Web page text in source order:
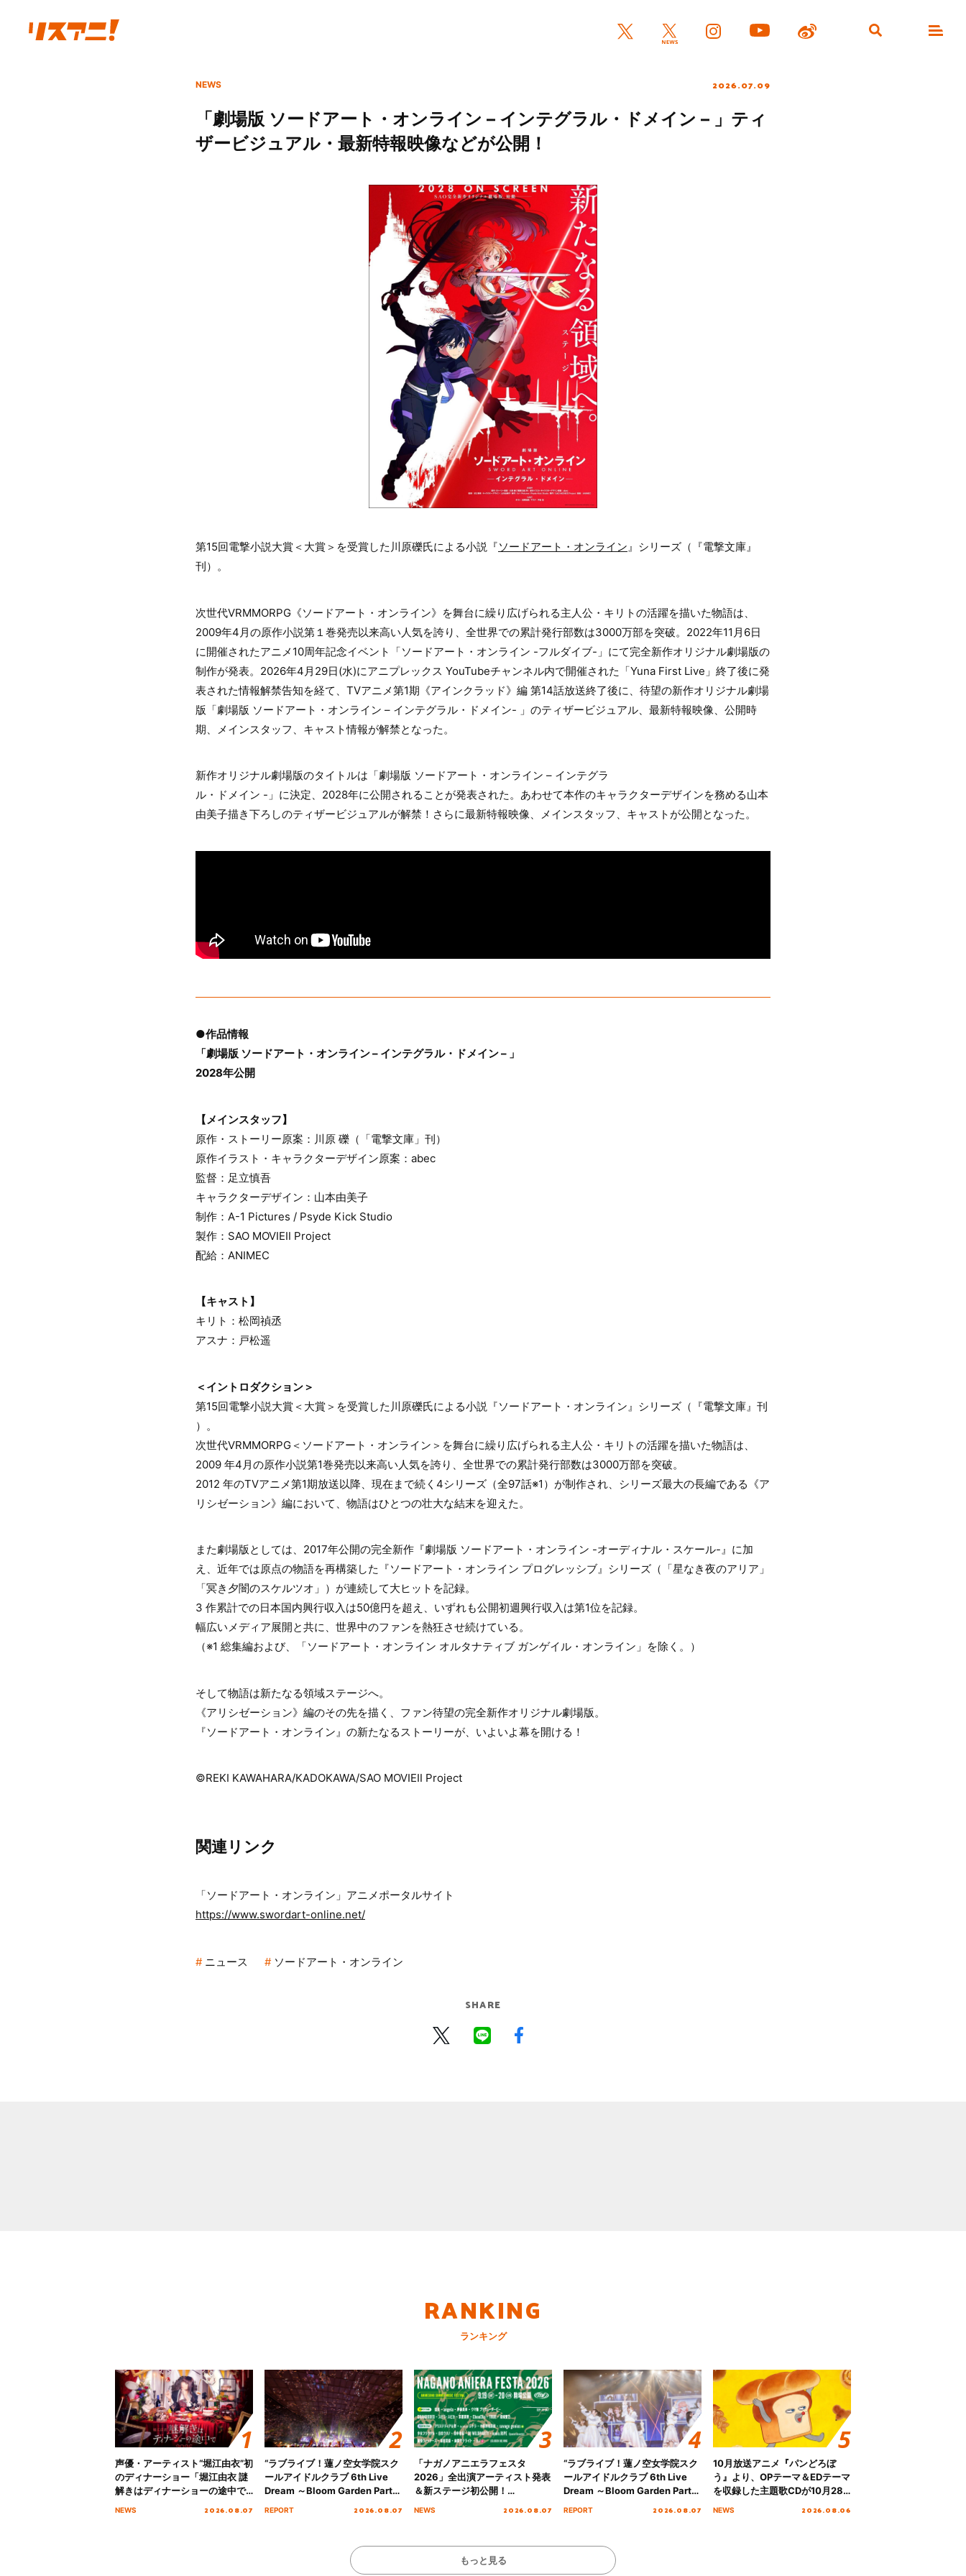
NEWS 2026.07.09
「劇場版 ソードアート・オンライン – インテグラル・ドメイン – 」ティ
ザービジュアル・最新特報映像などが公開！
第15回電撃小説大賞＜大賞＞を受賞した川原礫氏による小説『ソードアート・オンライン』シリーズ（『電撃文庫』
刊）。
次世代VRMMORPG《ソードアート・オンライン》を舞台に繰り広げられる主人公・キリトの活躍を描いた物語は、
2009年4月の原作小説第１巻発売以来高い人気を誇り、全世界での累計発行部数は3000万部を突破。2022年11月6日
に開催されたアニメ10周年記念イベント「ソードアート・オンライン -フルダイブ-」にて完全新作オリジナル劇場版の
制作が発表。2026年4月29日(水)にアニプレックス YouTubeチャンネル内で開催された「Yuna First Live」終了後に発
表された情報解禁告知を経て、TVアニメ第1期《アインクラッド》編 第14話放送終了後に、待望の新作オリジナル劇場
版「劇場版 ソードアート・オンライン – インテグラル・ドメイン- 」のティザービジュアル、最新特報映像、公開時
期、メインスタッフ、キャスト情報が解禁となった。
新作オリジナル劇場版のタイトルは「劇場版 ソードアート・オンライン – インテグラ
ル・ドメイン -」に決定、2028年に公開されることが発表された。あわせて本作のキャラクターデザインを務める山本
由美子描き下ろしのティザービジュアルが解禁！さらに最新特報映像、メインスタッフ、キャストが公開となった。
●作品情報
「劇場版 ソードアート・オンライン – インテグラル・ドメイン – 」
2028年公開
【メインスタッフ】
原作・ストーリー原案：川原 礫（「電撃文庫」刊）
原作イラスト・キャラクターデザイン原案：abec
監督：足立慎吾
キャラクターデザイン：山本由美子
制作：A-1 Pictures / Psyde Kick Studio
製作：SAO MOVIEⅡ Project
配給：ANIMEC
【キャスト】
キリト：松岡禎丞
アスナ：戸松遥
＜イントロダクション＞
第15回電撃小説大賞＜大賞＞を受賞した川原礫氏による小説『ソードアート・オンライン』シリーズ（『電撃文庫』刊
）。
次世代VRMMORPG＜ソードアート・オンライン＞を舞台に繰り広げられる主人公・キリトの活躍を描いた物語は、
2009 年4月の原作小説第1巻発売以来高い人気を誇り、全世界での累計発行部数は3000万部を突破。
2012 年のTVアニメ第1期放送以降、現在まで続く4シリーズ（全97話※1）が制作され、シリーズ最大の長編である《ア
リシゼーション》編において、物語はひとつの壮大な結末を迎えた。
また劇場版としては、2017年公開の完全新作『劇場版 ソードアート・オンライン -オーディナル・スケール-』に加
え、近年では原点の物語を再構築した『ソードアート・オンライン プログレッシブ』シリーズ（「星なき夜のアリア」
「冥き夕闇のスケルツオ」）が連続して大ヒットを記録。
3 作累計での日本国内興行収入は50億円を超え、いずれも公開初週興行収入は第1位を記録。
幅広いメディア展開と共に、世界中のファンを熱狂させ続けている。
（※1 総集編および、「ソードアート・オンライン オルタナティブ ガンゲイル・オンライン」を除く。）
そして物語は新たなる領域ステージへ。
《アリシゼーション》編のその先を描く、ファン待望の完全新作オリジナル劇場版。
『ソードアート・オンライン』の新たなるストーリーが、いよいよ幕を開ける！
©REKI KAWAHARA/KADOKAWA/SAO MOVIEⅡ Project
関連リンク
「ソードアート・オンライン」アニメポータルサイト
https://www.swordart-online.net/
ニュース ソードアート・オンライン
SHARE
RANKING
ランキング
声優・アーティスト“堀江由衣”初
のディナーショー「堀江由衣 謎
解きはディナーショーの途中で
NEWS 2026.08.07
“ラブライブ！蓮ノ空女学院スク
ールアイドルクラブ 6th Live
Dream ～Bloom Garden Party
REPORT 2026.08.07
「ナガノアニエラフェスタ
2026」全出演アーティスト発表
＆新ステージ初公開！
NEWS 2026.08.07
“ラブライブ！蓮ノ空女学院スク
ールアイドルクラブ 6th Live
Dream ～Bloom Garden Party
REPORT 2026.08.07
10月放送アニメ『パンどろぼ
う』より、OPテーマ＆EDテーマ
を収録した主題歌CDが10月28
NEWS 2026.08.06
もっと見る